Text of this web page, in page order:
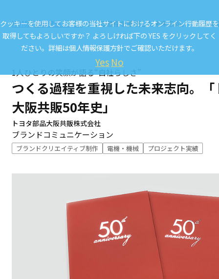
HOME 情報発信／CCL. つくる過程を重視した未来志向。「トヨタ
1人ひとりの笑顔が語る“自社らしさ”
つくる過程を重視した未来志向。
大阪共販50年史」
トヨタ部品大阪共販株式会社
ブランドコミュニケーション
ブランドクリエイティブ制作 電機・機械 プロジェクト実績
クッキーを使用してお客様の当社サイトにおけるオンライン行動履歴を
取得してもよろしいですか？ よろしければ下の YES をクリックしてく
ださい。詳細は個人情報保護方針でご確認いただけます。
Yes No